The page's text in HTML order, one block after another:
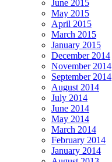
June 2015
May 2015
April 2015
March 2015
January 2015
December 2014
November 2014
September 2014
August 2014
July 2014
June 2014
May 2014
March 2014
February 2014
January 2014